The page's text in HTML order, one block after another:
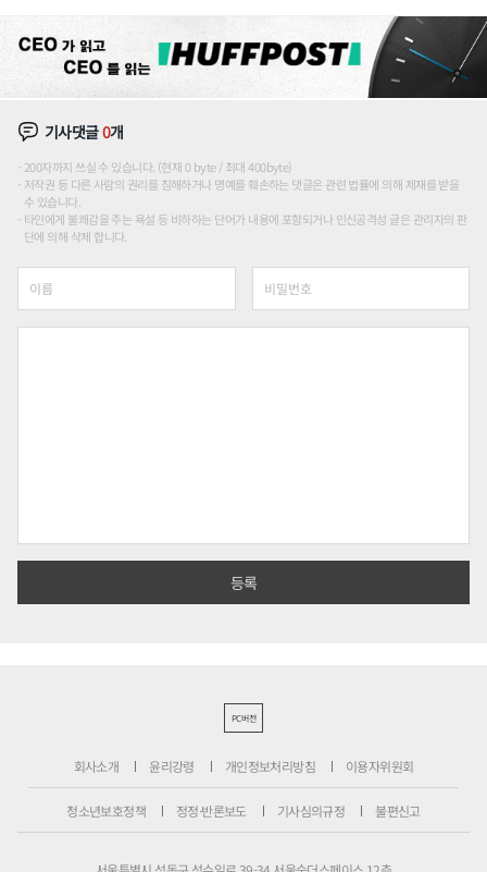
기사댓글0개
200자까지 쓰실 수 있습니다. (현재 0 byte / 최대 400byte)
저작권 등 다른 사람의 권리를 침해하거나 명예를 훼손하는 댓글은 관련 법률에 의해 제재를 받을
수 있습니다.
타인에게 불쾌감을 주는 욕설 등 비하하는 단어가 내용에 포함되거나 인신공격성 글은 관리자의 판
단에 의해 삭제 합니다.
PC버전
회사소개 윤리강령 개인정보처리방침 이용자위원회
청소년보호정책 정정·반론보도 기사심의규정 불편신고